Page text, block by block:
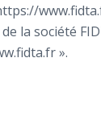
la société
».